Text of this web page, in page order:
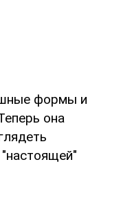
формы и
она